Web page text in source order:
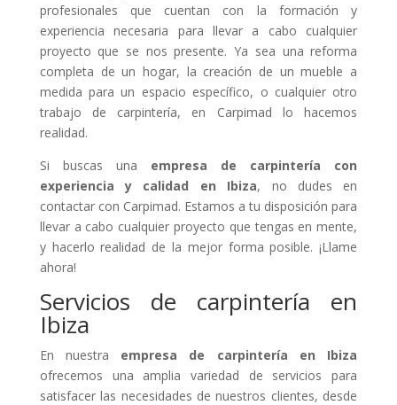
profesionales que cuentan con la formación y
experiencia necesaria para llevar a cabo cualquier
proyecto que se nos presente. Ya sea una reforma
completa de un hogar, la creación de un mueble a
medida para un espacio específico, o cualquier otro
trabajo de carpintería, en Carpimad lo hacemos
realidad.
Si buscas una empresa de carpintería con
experiencia y calidad en Ibiza, no dudes en
contactar con Carpimad. Estamos a tu disposición para
llevar a cabo cualquier proyecto que tengas en mente,
y hacerlo realidad de la mejor forma posible. ¡Llame
ahora!
Servicios de carpintería en
Ibiza
En nuestra empresa de carpintería en Ibiza
ofrecemos una amplia variedad de servicios para
satisfacer las necesidades de nuestros clientes, desde